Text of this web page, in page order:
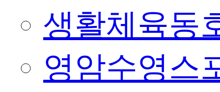
생활체육동
영암수영스